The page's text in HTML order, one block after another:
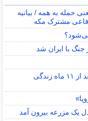
حمله به همه / بیانیه
مشترک مکه
جنگ با ایران شد
دستگیری قاتل قهرمان کراسفیت کشور بعد از ۱۱ ماه زندگی